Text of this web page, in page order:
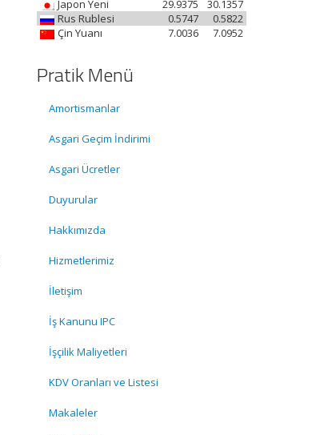
Japon Yeni
30.1357
29.9375
Rus Rublesi
0.5822
0.5747
Çin Yuanı
7.0952
7.0036
Pratik Menü
Amortismanlar
Asgari Geçim İndirimi
Asgari Ücretler
Duyurular
Hakkımızda
Hizmetlerimiz
İletişim
İş Kanunu IPC
İşçilik Maliyetleri
KDV Oranları ve Listesi
Makaleler